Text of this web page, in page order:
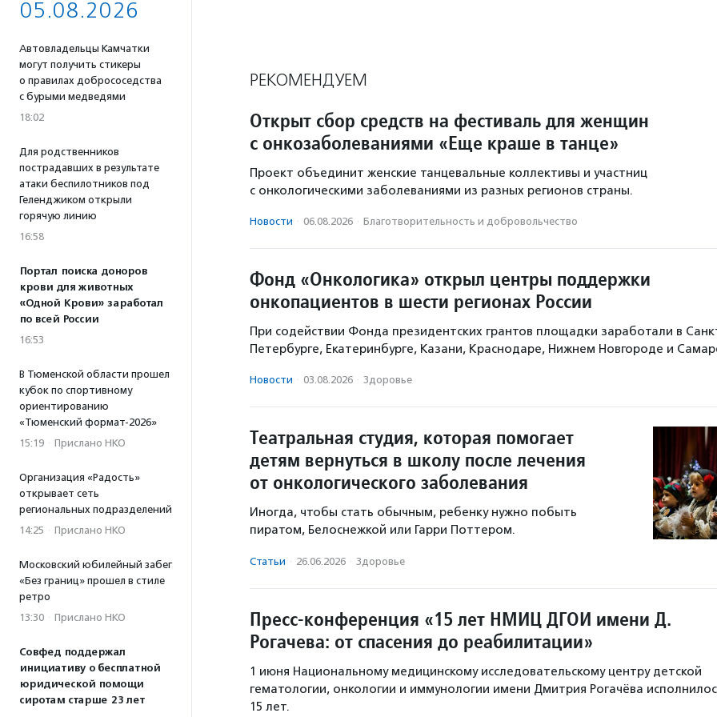
05.08.2026
Автовладельцы Камчатки
могут получить стикеры
о правилах добрососедства
с бурыми медведями
18:02
Для родственников
пострадавших в результате
атаки беспилотников под
Геленджиком открыли
горячую линию
16:58
Портал поиска доноров
крови для животных
«Одной Крови» заработал
по всей России
16:53
В Тюменской области прошел
кубок по спортивному
ориентированию
«Тюменский формат-2026»
15:19 · Прислано НКО
Организация «Радость»
открывает сеть
региональных подразделений
14:25 · Прислано НКО
Московский юбилейный забег
«Без границ» прошел в стиле
ретро
13:30 · Прислано НКО
Совфед поддержал
инициативу о бесплатной
юридической помощи
сиротам старше 23 лет
РЕКОМЕНДУЕМ
Открыт сбор средств на фестиваль для женщин
с онкозаболеваниями «Еще краше в танце»
Проект объединит женские танцевальные коллективы и участниц
с онкологическими заболеваниями из разных регионов страны.
Новости · 06.08.2026 · Благотвори­тель­ность и доброволь­чест­во
Фонд «Онкологика» открыл центры поддержки
онкопациентов в шести регионах России
При содействии Фонда президентских грантов площадки заработали в
Петербурге, Екатеринбурге, Казани, Краснодаре, Нижнем Новгороде и
Новости · 03.08.2026 · Здоровье
Театральная студия, которая помогает
детям вернуться в школу после лечения
от онкологического заболевания
Иногда, чтобы стать обычным, ребенку нужно побыть
пиратом, Белоснежкой или Гарри Поттером.
Статьи · 26.06.2026 · Здоровье
Пресс-конференция «15 лет НМИЦ ДГОИ имени Д.
Рогачева: от спасения до реабилитации»
1 июня Национальному медицинскому исследовательскому центру детской
гематологии, онкологии и иммунологии имени Дмитрия Рогачёва
15 лет.